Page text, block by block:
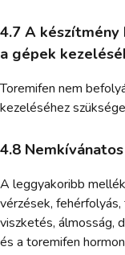
4.7 A készítmény
a gépek
Toremifen nem
kezeléséhez
4.8
A leggyakoribb
vérzések,
viszketés, álmosság,
és a toremifen